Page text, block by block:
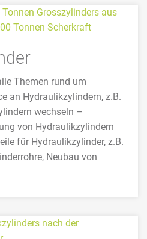
Themen rund um
an Hydraulikzylindern, z.B.
wechseln –
von Hydraulikzylindern
für Hydraulikzylinder, z.B.
Neubau von